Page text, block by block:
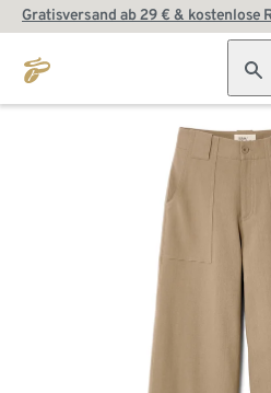
Gratisversand ab 29 € & kostenlose